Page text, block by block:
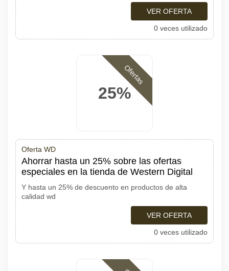
VER OFERTA
0 veces utilizado
25%
Ofertas
Oferta WD
Ahorrar hasta un 25% sobre las ofertas
especiales en la tienda de Western Digital
Y hasta un 25% de descuento en productos de alta
calidad wd
VER OFERTA
0 veces utilizado